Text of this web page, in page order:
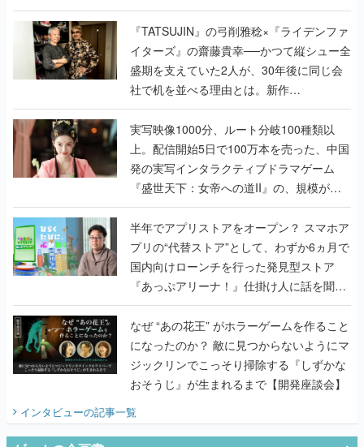
で作り込まれた理由を両ディレクターに聞
く
『TATSUJIN』の弓削雅稔×『ライデンファ
イターズ』の齋藤貴幸──かつて縦シュー全
盛期を支えていた2人が、30年後に同じ会
社で机を並べる理由とは。新作
『TATSUJIN EXTREME』で初タッグを組
んだレジェンド2人に訊く開発秘話
実写映像1000分、ルート分岐100種類以
上。配信開始5日で100万本を売った、中国
発の実写インタラクティブドラマゲーム
『盛世天下：女帝への道II』の、規模が違
うこだわりをプロデューサーに聞いた
半年でアプリストアをオープン？ スマホア
プリの“代替ストア”として、わずか6ヵ月で
国内向けローンチを行った発見型ストア
『あっぷアリーナ！』仕掛け人に話を聞い
てみた
なぜ “あの花王” がホラーゲームを作ること
になったのか？ 敵に見つからないようにマ
ジックリンでこっそり掃除する『しずかな
おそうじ』が生まれるまで【開発座談会】
インタビューの記事一覧